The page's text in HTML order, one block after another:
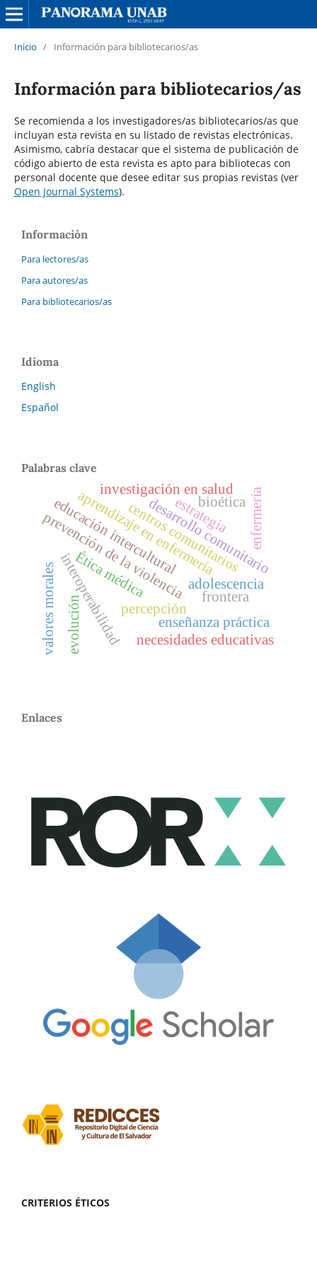
Inicio / Información para bibliotecarios/as
Información para bibliotecarios/as
Se recomienda a los investigadores/as bibliotecarios/as que
incluyan esta revista en su listado de revistas electrónicas.
Asimismo, cabría destacar que el sistema de publicación de
código abierto de esta revista es apto para bibliotecas con
personal docente que desee editar sus propias revistas (ver
Open Journal Systems).
Información
Para lectores/as
Para autores/as
Para bibliotecarios/as
Idioma
English
Español
Palabras clave
adolescencia
percepción
desarrollo comunitario
centros comunitarios
prevención de la violencia
interoperabilidad
aprendizaje en enfermería
enseñanza práctica
estrategia enfermería
necesidades educativas
investigación en salud
bioética
valores morales Ética médica frontera
educación intercultural
evolución
Enlaces
CRITERIOS ÉTICOS